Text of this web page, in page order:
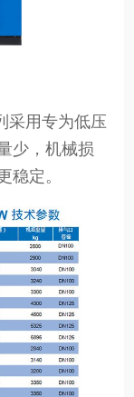
采用专为低压
少，机械损
稳定。